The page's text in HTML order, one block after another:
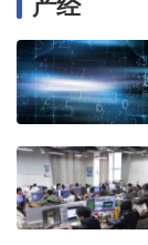
产经